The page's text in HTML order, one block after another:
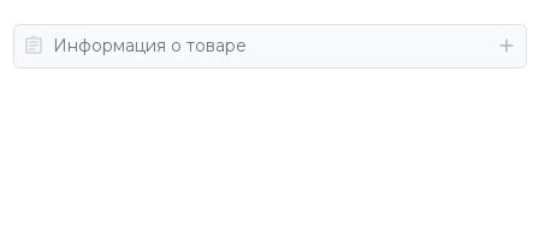
Информация о товаре